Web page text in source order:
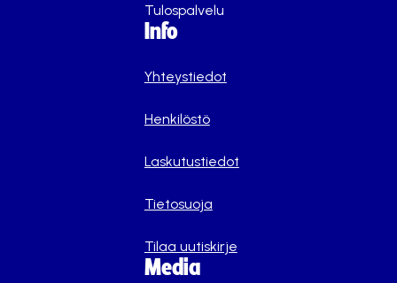
Tulospalvelu
Info
Yhteystiedot
Henkilöstö
Laskutustiedot
Tietosuoja
Tilaa uutiskirje
Media